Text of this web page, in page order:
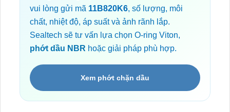
vui lòng gửi mã 11B820K6, số lượng, môi
chất, nhiệt độ, áp suất và ảnh rãnh lắp.
Sealtech sẽ tư vấn lựa chọn O-ring Viton,
phớt dầu NBR hoặc giải pháp phù hợp.
Xem phớt chặn dầu